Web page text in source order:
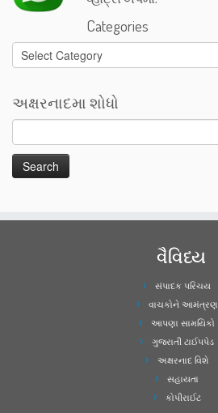
Categories
Categories
અક્ષરનાદમા શોધો
વૈવિધ્ય
સંપાદક પરિચય
વાચકોને આમંત્રણ
આપણા સામયિકો
ગુજરાતી ટાઈપપેડ
અક્ષરનાદ વિશે
સહાયતા
કોપીરાઈટ